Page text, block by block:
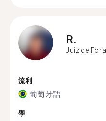
R.
Juiz de Fora
流利
葡萄牙語
學